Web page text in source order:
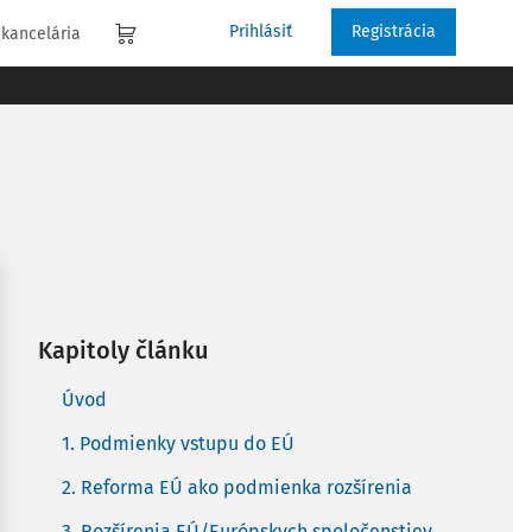
Prihlásiť Registrácia
Kapitoly článku
Úvod
1. Podmienky vstupu do EÚ
2. Reforma EÚ ako podmienka rozšírenia